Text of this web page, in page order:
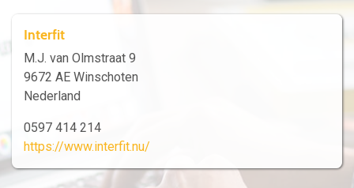
Interfit
M.J. van Olmstraat 9
9672 AE Winschoten
Nederland
0597 414 214
https://www.interfit.nu/